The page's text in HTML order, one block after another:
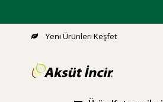
Yeni Ürünleri Keşfet